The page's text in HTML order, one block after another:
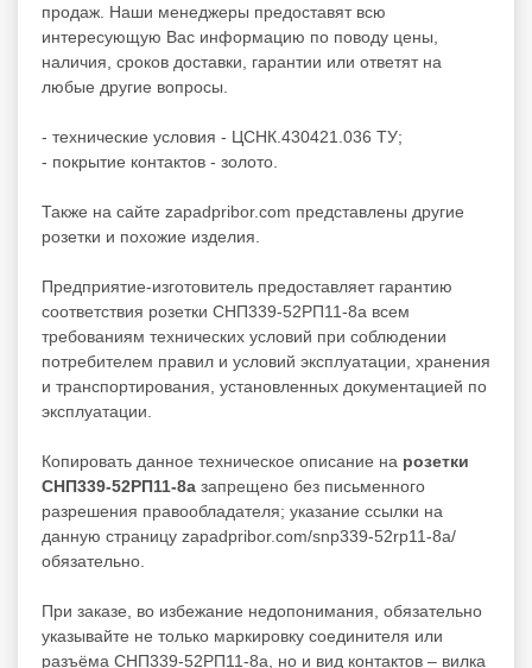
продаж. Наши менеджеры предоставят всю
интересующую Вас информацию по поводу цены,
наличия, сроков доставки, гарантии или ответят на
любые другие вопросы.
- технические условия - ЦСНК.430421.036 ТУ;
- покрытие контактов - золото.
Также на сайте zapadpribor.com представлены другие
розетки и похожие изделия.
Предприятие-изготовитель предоставляет гарантию
соответствия розетки СНП339-52РП11-8а всем
требованиям технических условий при соблюдении
потребителем правил и условий эксплуатации, хранения
и транспортирования, установленных документацией по
эксплуатации.
Копировать данное техническое описание на розетки
СНП339-52РП11-8а запрещено без письменного
разрешения правообладателя; указание ссылки на
данную страницу zapadpribor.com/snp339-52rp11-8a/
обязательно.
При заказе, во избежание недопонимания, обязательно
указывайте не только маркировку соединителя или
разъёма СНП339-52РП11-8а, но и вид контактов – вилка